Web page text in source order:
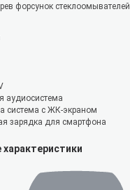
форсунок стеклоомывателей
аудиосистема
система с ЖК-экраном
зарядка для смартфона
характеристики